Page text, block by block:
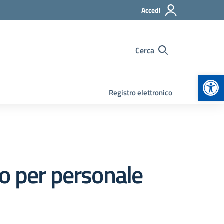
Accedi
Cerca
Registro elettronico
per personale